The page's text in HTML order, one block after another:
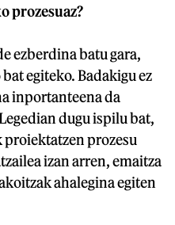
prozesuaz?
ezberdina batu gara,
egiteko. Badakigu ez
inportanteena da
dugu ispilu bat,
proiektatzen prozesu
izan arren, emaitza
ahalegina egiten